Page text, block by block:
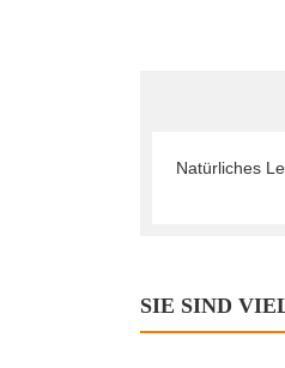
Natürliches
SIE SIND